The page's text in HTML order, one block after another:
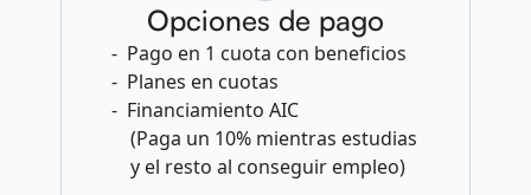
Opciones de pago
Pago en 1 cuota con beneficios
Planes en cuotas
Financiamiento AIC
(Paga un 10% mientras estudias
y el resto al conseguir empleo)